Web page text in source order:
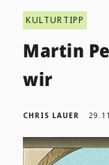
KULTURTIPP
Martin
wir
CHRIS LAUER